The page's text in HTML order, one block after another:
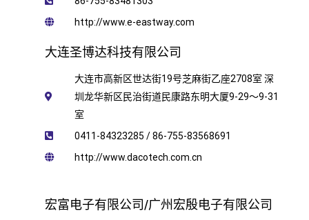
http://www.e-eastway.com
大连圣博达科技有限公司
大连市高新区世达街19号芝麻街乙座2708室 深
圳龙华新区民治街道民康路东明大厦9-29〜9-31
室
0411-84323285 / 86-755-83568691
http://www.dacotech.com.cn
宏富电子有限公司/广州宏殷电子有限公司